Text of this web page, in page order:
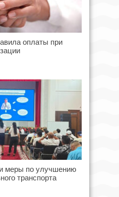
оплаты при
меры по улучшению
транспорта